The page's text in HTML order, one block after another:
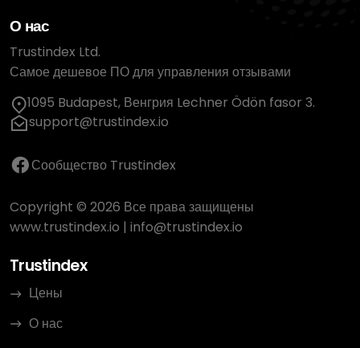
О нас
Trustindex Ltd.
Самое дешевое ПО для управления отзывами
1095 Budapest, Венгрия Lechner Ödön fasor 3.
support@trustindex.io
Сообщество Trustindex
Copyright © 2026 Все права защищены
www.trustindex.io | info@trustindex.io
Trustindex
Цены
О нас